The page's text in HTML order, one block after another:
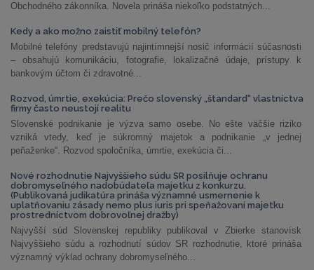
Obchodného zákonníka. Novela prináša niekoľko podstatných...
Kedy a ako možno zaistiť mobilný telefón?
Mobilné telefóny predstavujú najintímnejší nosič informácií súčasnosti
– obsahujú komunikáciu, fotografie, lokalizačné údaje, prístupy k
bankovým účtom či zdravotné...
Rozvod, úmrtie, exekúcia: Prečo slovenský „štandard“ vlastníctva
firmy často neustojí realitu
Slovenské podnikanie je výzva samo osebe. No ešte väčšie riziko
vzniká vtedy, keď je súkromný majetok a podnikanie „v jednej
peňaženke“. Rozvod spoločníka, úmrtie, exekúcia či...
Nové rozhodnutie Najvyššieho súdu SR posilňuje ochranu
dobromyseľného nadobúdateľa majetku z konkurzu.
(Publikovaná judikatúra prináša významné usmernenie k
uplatňovaniu zásady nemo plus iuris pri speňažovaní majetku
prostredníctvom dobrovoľnej dražby)
Najvyšší súd Slovenskej republiky publikoval v Zbierke stanovísk
Najvyššieho súdu a rozhodnutí súdov SR rozhodnutie, ktoré prináša
významný výklad ochrany dobromyseľného...